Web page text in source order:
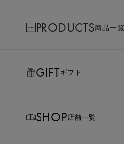
PRODUCTS商品一覧
GIFTギフト
SHOP店舗一覧